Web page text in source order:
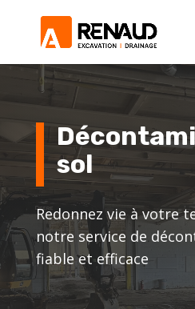
sol
Redonnez vie à votre
notre service de
fiable et efficace